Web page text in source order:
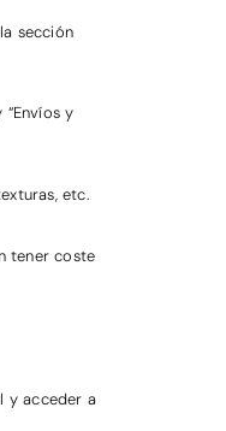
sección
y
etc.
tener coste
y acceder a